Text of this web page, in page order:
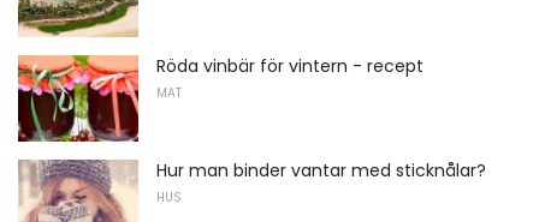
Röda vinbär för vintern - recept
MAT
Hur man binder vantar med sticknålar?
HUS